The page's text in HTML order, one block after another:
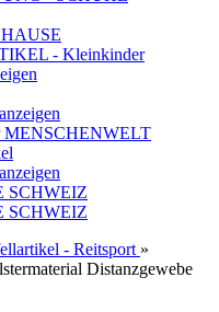
- Kleinkinder
MENSCHENWELT
SCHWEIZ
SCHWEIZ
- Reitsport »
Distanzgewebe